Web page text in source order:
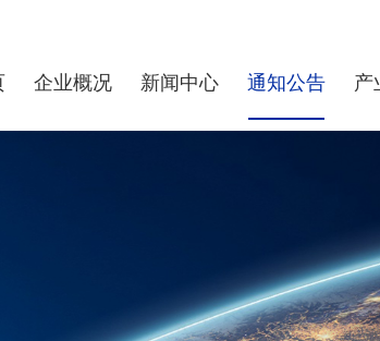
企业概况 新闻中心 通知公告 产